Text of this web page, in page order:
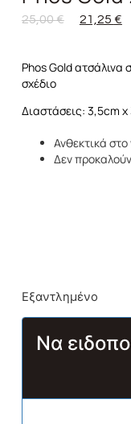
25,00€ 21,25 €
Phos Gold ατσάλινα
σχέδιο
Διαστάσεις: 3,5cm
Ανθεκτικά
Δεν
Εξαντλημένο
Να